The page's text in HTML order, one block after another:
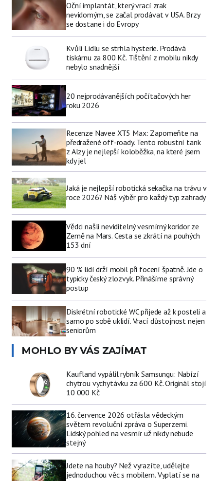
Oční implantát, který vrací zrak
nevidomým, se začal prodávat v USA. Brzy
se dostane i do Evropy
Kvůli Lidlu se strhla hysterie. Prodává
tiskárnu za 800 Kč. Tištění z mobilu nikdy
nebylo snadnější
20 nejprodávanějších počítačových her
roku 2026
Recenze Navee XT5 Max: Zapomeňte na
předražené off-roady. Tento robustní tank
z Alzy je nejlepší koloběžka, na které jsem
kdy jel
Jaká je nejlepší robotická sekačka na trávu v
roce 2026? Náš výběr pro každý typ zahrady
Vědci našli neviditelný vesmírný koridor ze
Země na Mars. Cesta se zkrátí na pouhých
153 dní
90 % lidí drží mobil při focení špatně. Jde o
typicky český zlozvyk. Přinášíme správný
postup
Diskrétní robotické WC přijede až k posteli a
samo po sobě uklidí. Vrací důstojnost nejen
seniorům
MOHLO BY VÁS ZAJÍMAT
Kaufland vypálil rybník Samsungu: Nabízí
chytrou vychytávku za 600 Kč. Originál stojí
10 000 Kč
16. července 2026 otřásla vědeckým
světem revoluční zpráva o Superzemi.
Lidský pohled na vesmír už nikdy nebude
stejný
Jdete na houby? Než vyrazíte, udělejte
jednoduchou věc s mobilem. Vyplatí se na